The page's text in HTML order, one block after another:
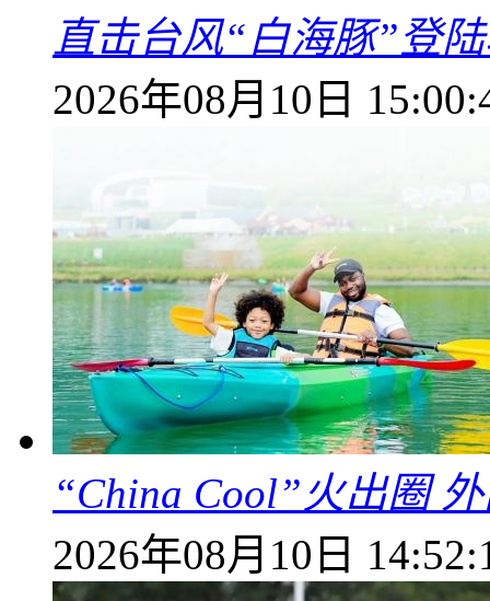
直击台风“白海豚”登
2026年08月10日
“China Cool”火出圈
2026年08月10日